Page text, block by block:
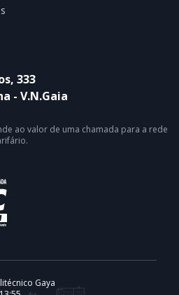
333
- V.N.Gaia
ao valor de uma chamada para a rede
Gaya